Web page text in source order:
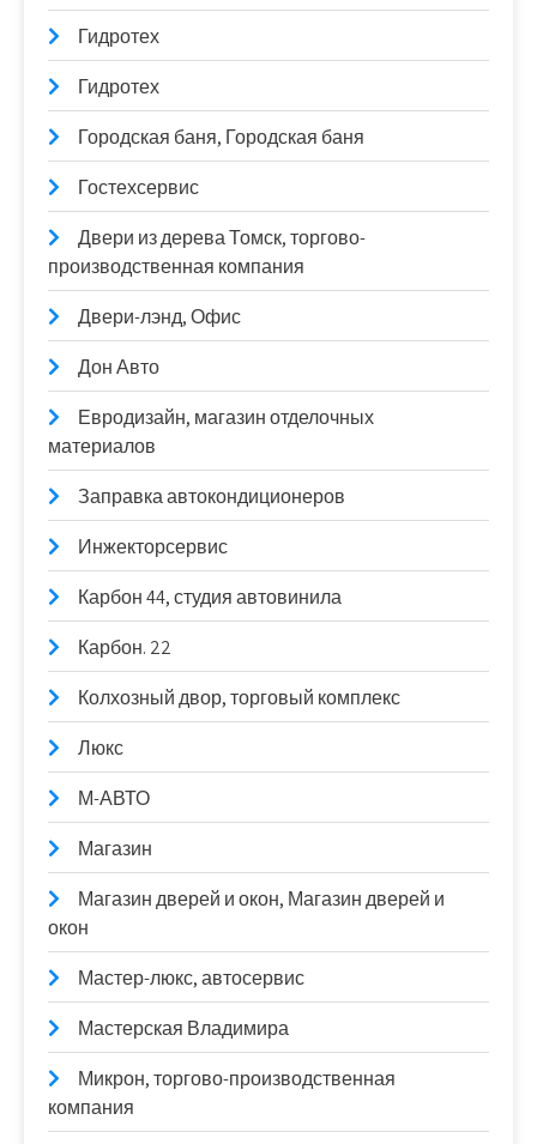
Гидротех
Гидротех
Городская баня, Городская баня
Гостехсервис
Двери из дерева Томск, торгово-
производственная компания
Двери-лэнд, Офис
Дон Авто
Евродизайн, магазин отделочных
материалов
Заправка автокондиционеров
Инжекторсервис
Карбон 44, студия автовинила
Карбон. 22
Колхозный двор, торговый комплекс
Люкс
М-АВТО
Магазин
Магазин дверей и окон, Магазин дверей и
окон
Мастер-люкс, автосервис
Мастерская Владимира
Микрон, торгово-производственная
компания